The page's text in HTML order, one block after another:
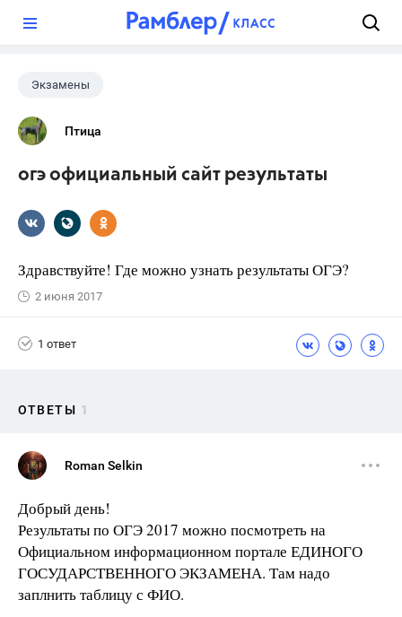
Экзамены
Птица
огэ официальный сайт результаты
Здравствуйте! Где можно узнать результаты ОГЭ?
2 июня 2017
1 ответ
ОТВЕТЫ 1
Roman Selkin
Добрый день!
Результаты по ОГЭ 2017 можно посмотреть на
Официальном информационном портале ЕДИНОГО
ГОСУДАРСТВЕННОГО ЭКЗАМЕНА. Там надо
заплнить таблицу с ФИО.